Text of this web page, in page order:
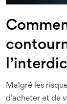
Malgré les
d’acheter et de